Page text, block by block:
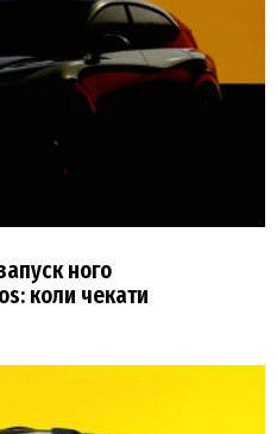
ного
коли чекати